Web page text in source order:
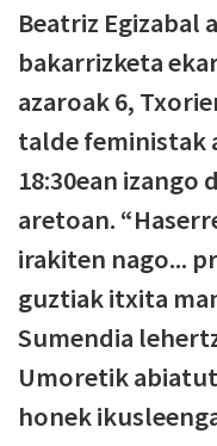
Beatriz Egizabal
bakarrizketa
azaroak 6,
talde feministak
18:30ean
aretoan.
irakiten nago...
guztiak itxita
Sumendia
Umoretik
honek